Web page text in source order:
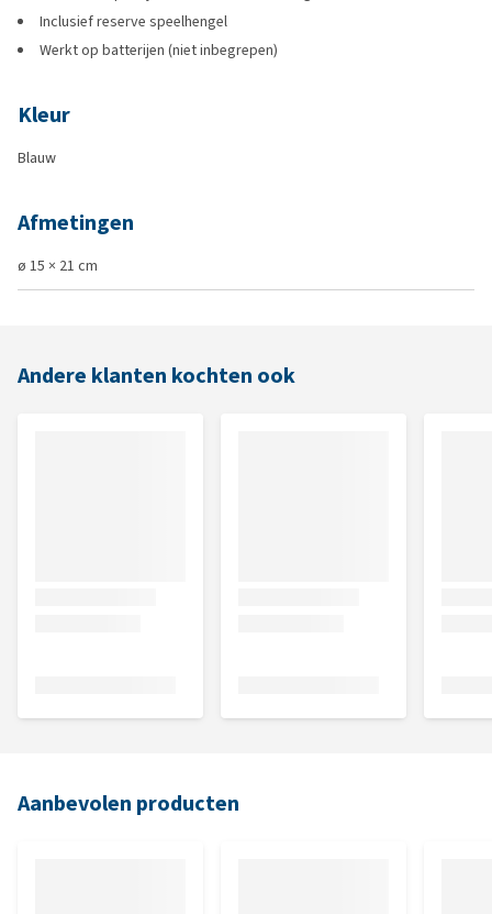
Inclusief reserve speelhengel
Werkt op batterijen (niet inbegrepen)
Kleur
Blauw
Afmetingen
ø 15 × 21 cm
Andere klanten kochten ook
Aanbevolen producten